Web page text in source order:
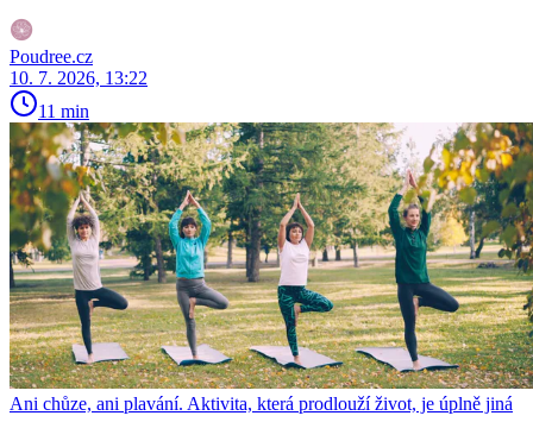
Poudree.cz
10. 7. 2026, 13:22
11 min
Ani chůze, ani plavání. Aktivita, která prodlouží život, je úplně jiná